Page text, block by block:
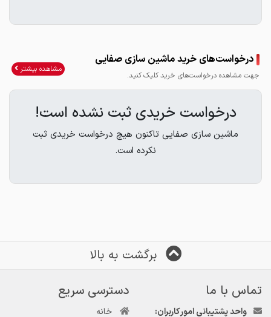
درخواست‌های خرید ماشین سازی صفایی
جهت مشاهده درخواست‌های خرید کلیک کنید.
مشاهده بیشتر
درخواست خریدی ثبت نشده است!
ماشین سازی صفایی تاکنون هیچ درخواست خریدی ثبت
نکرده است.
برگشت به بالا
تماس با ما
واحد پشتیبانی امور کاربران:
دسترسی سریع
خانه